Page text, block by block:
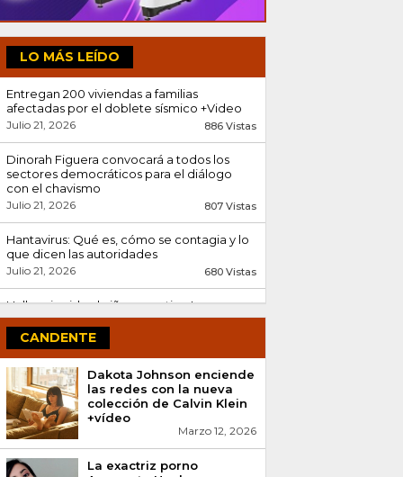
LO MÁS LEÍDO
Entregan 200 viviendas a familias
afectadas por el doblete sísmico +Video
Julio 21, 2026 886 Vistas
Dinorah Figuera convocará a todos los
sectores democráticos para el diálogo
con el chavismo
Julio 21, 2026 807 Vistas
Hantavirus: Qué es, cómo se contagia y lo
que dicen las autoridades
Julio 21, 2026 680 Vistas
Hallan sin vida al niño argentino Lucas
Gámez tras el doble terremoto en
Venezuela
Julio 08, 2026
Encontrados abrazados: La conmovedora
historia tras el rescate de Fabio Bastardo y
su madre en La...
Julio 13, 2026 501 Vistas
Minsalud confirma tres decesos por
CANDENTE
Dakota Johnson enciende
las redes con la nueva
colección de Calvin Klein
+vídeo
Marzo 12, 2026
La exactriz porno